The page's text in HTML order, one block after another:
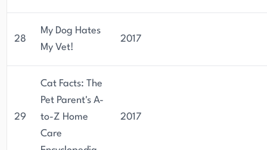
28
My Dog Hates
My Vet!
2017
29
Cat Facts: The
Pet Parent's A-
to-Z Home
Care
2017